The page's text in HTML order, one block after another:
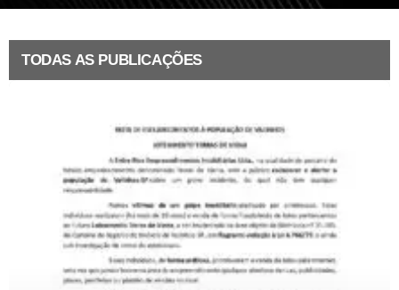
TODAS AS PUBLICAÇÕES